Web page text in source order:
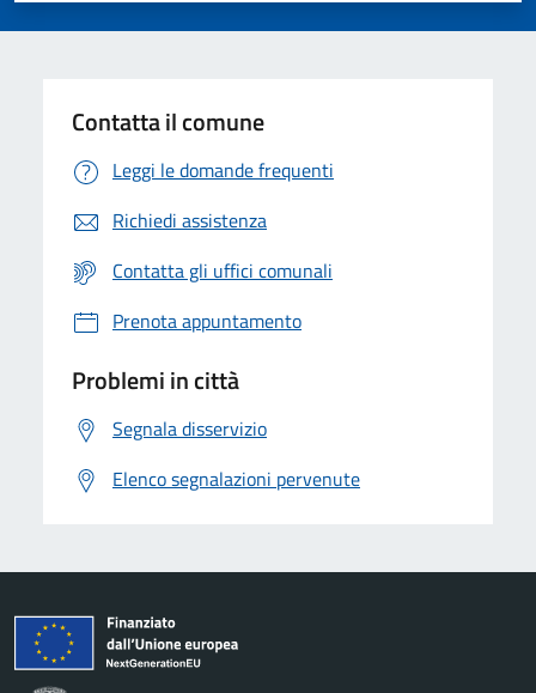
Contatta il comune
Leggi le domande frequenti
Richiedi assistenza
Contatta gli uffici comunali
Prenota appuntamento
Problemi in città
Segnala disservizio
Elenco segnalazioni pervenute